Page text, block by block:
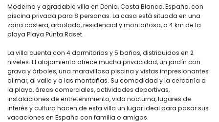
Moderna y agradable villa en Denia, Costa Blanca, España, con
piscina privada para 8 personas. La casa está situada en una
zona costera, arbolada, residencial y montañosa, a 4 km de la
playa Playa Punta Raset.
La villa cuenta con 4 dormitorios y 5 baños, distribuidos en 2
niveles. El alojamiento ofrece mucha privacidad, un jardín con
grava y árboles, una maravillosa piscina y vistas impresionantes
al mar, al valle y a las montañas. Su comodidad y la cercanía a
la playa, áreas comerciales, actividades deportivas,
instalaciones de entretenimiento, vida nocturna, lugares de
interés y cultura hacen de esta villa un lugar ideal para pasar sus
vacaciones en España con familia o amigos.